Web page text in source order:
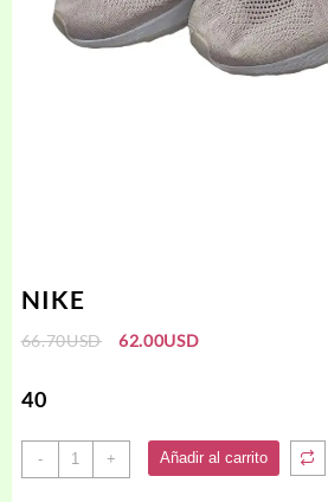
NIKE
66.70USD
El
66.70USD.
62.00USDEl
62.00USD.
40
-
NIKE
cantidad
+ Añadir al carrito